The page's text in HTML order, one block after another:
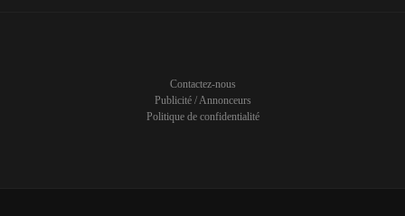
Contactez-nous
Publicité / Annonceurs
Politique de confidentialité